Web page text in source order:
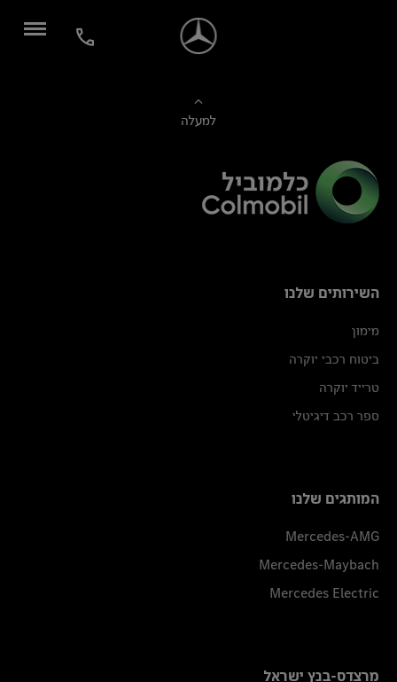
למעלה
השירותים שלנו
מימון
ביטוח רכבי יוקרה
טרייד יוקרה
ספר רכב דיגיטלי
המותגים שלנו
Mercedes-AMG
Mercedes-Maybach
Mercedes Electric
מרצדס-בנץ ישראל